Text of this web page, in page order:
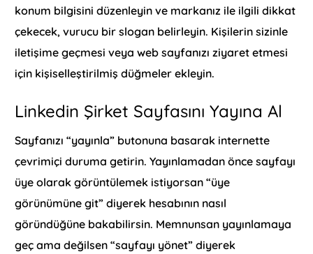
konum bilgisini düzenleyin ve markanız ile ilgili dikkat
çekecek, vurucu bir slogan belirleyin. Kişilerin sizinle
iletişime geçmesi veya web sayfanızı ziyaret etmesi
için kişiselleştirilmiş düğmeler ekleyin.
Linkedin Şirket Sayfasını Yayına Al
Sayfanızı “yayınla” butonuna basarak internette
çevrimiçi duruma getirin. Yayınlamadan önce sayfayı
üye olarak görüntülemek istiyorsan “üye
görünümüne git” diyerek hesabının nasıl
göründüğüne bakabilirsin. Memnunsan yayınlamaya
geç ama değilsen “sayfayı yönet” diyerek